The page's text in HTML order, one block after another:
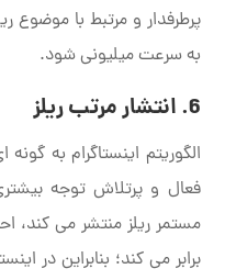
پرطرفدار و مرتبط با موضوع
به سرعت میلیونی شود.
6. انتشار مرتب ریلز
الگوریتم اینستاگرام به
فعال و پرتلاش توجه
مستمر ریلز منتشر می کند،
برابر می کند؛ بنابراین در